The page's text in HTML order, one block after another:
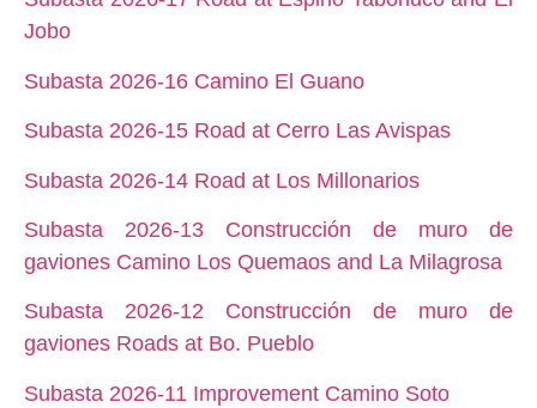
Jobo
Subasta 2026-16 Camino El Guano
Subasta 2026-15 Road at Cerro Las Avispas
Subasta 2026-14 Road at Los Millonarios
Subasta 2026-13 Construcción de muro de
gaviones Camino Los Quemaos and La Milagrosa
Subasta 2026-12 Construcción de muro de
gaviones Roads at Bo. Pueblo
Subasta 2026-11 Improvement Camino Soto